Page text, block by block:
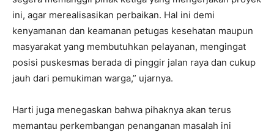
ini, agar merealisasikan perbaikan. Hal ini demi
kenyamanan dan keamanan petugas kesehatan maupun
masyarakat yang membutuhkan pelayanan, mengingat
posisi puskesmas berada di pinggir jalan raya dan cukup
jauh dari pemukiman warga,” ujarnya.
Harti juga menegaskan bahwa pihaknya akan terus
memantau perkembangan penanganan masalah ini